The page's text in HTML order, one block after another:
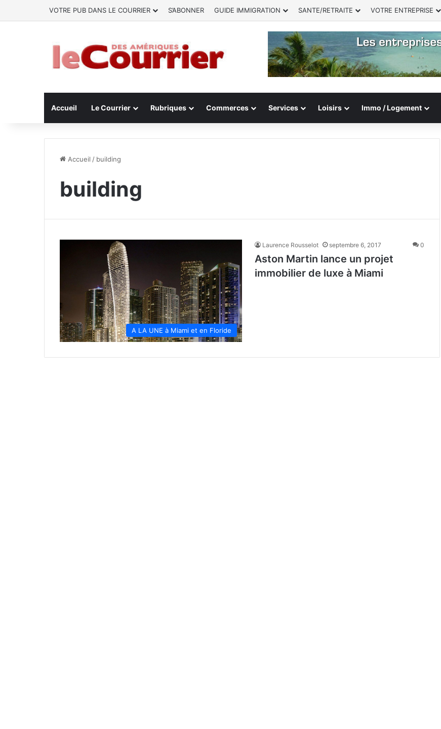
VOTRE PUB DANS LE COURRIER S’ABONNER GUIDE IMMIGRATION SANTE/RETRAITE VOTRE ENTREPRISE
Accueil Le Courrier Rubriques Commerces Services Loisirs Immo / Logement
Accueil / building
building
A LA UNE à Miami et en Floride
Laurence Rousselot septembre 6, 2017 0
Aston Martin lance un projet
immobilier de luxe à Miami